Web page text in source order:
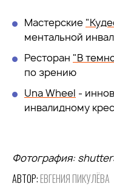
Мастерские
ментальной
Ресторан "В
по зрению
Una Wheel -
инвалидному
Фотография:
АВТОР: ЕВГЕНИЯ ПИКУЛЁВА